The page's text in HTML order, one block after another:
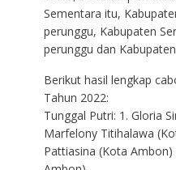
Sementara itu,
perunggu, Kabupaten
perunggu dan
Berikut hasil lengkap
Tahun 2022:
Tunggal Putri: 1. Gloria
Marfelony Titihalawa
Pattiasina (Kota